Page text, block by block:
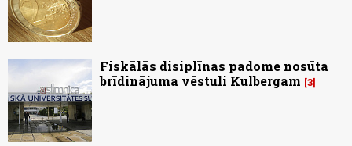
Fiskālās disiplīnas padome nosūta
brīdinājuma vēstuli Kulbergam 3